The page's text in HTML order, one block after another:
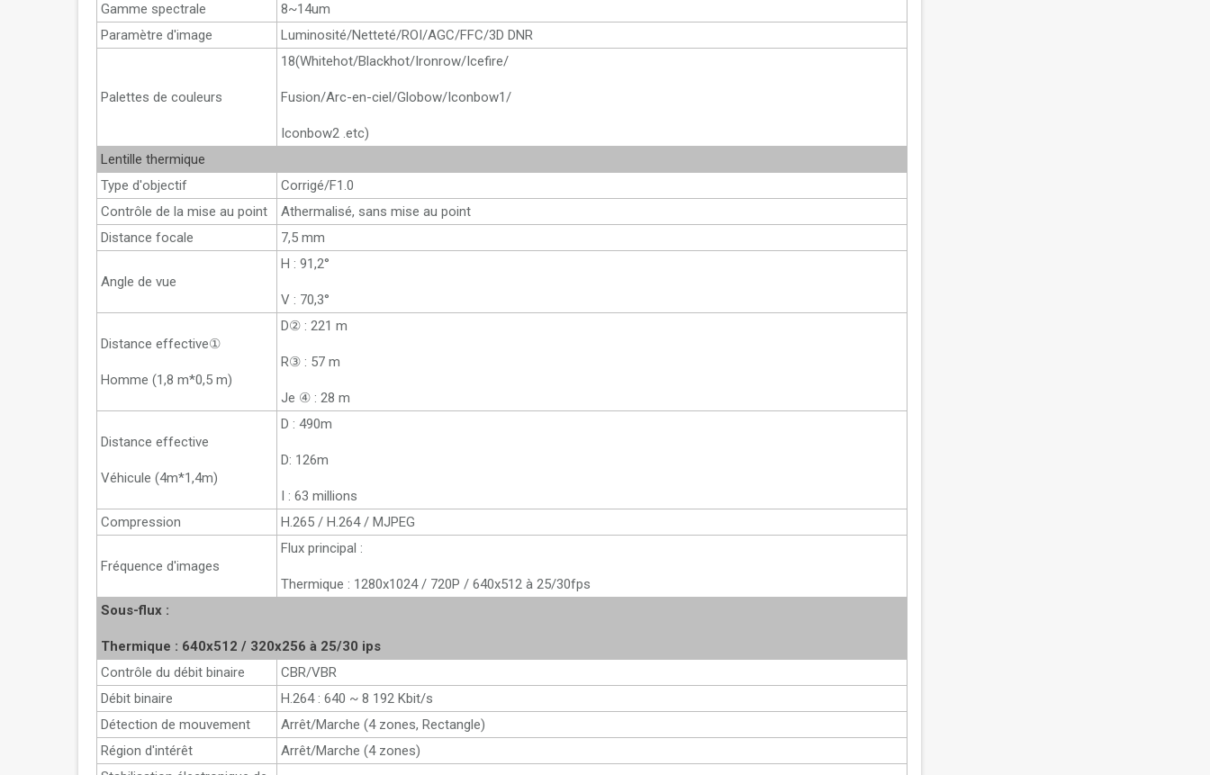
Gamme spectrale
8~14um
Paramètre d'image
Luminosité/Netteté/ROI/AGC/FFC/3D DNR
Palettes de couleurs
18(Whitehot/Blackhot/Ironrow/Icefire/
Fusion/Arc-en-ciel/Globow/Iconbow1/
Iconbow2 .etc)
Lentille thermique
Type d'objectif
Corrigé/F1.0
Contrôle de la mise au point
Athermalisé, sans mise au point
Distance focale
7,5 mm
Angle de vue
H : 91,2°
V : 70,3°
Distance effective①
Homme (1,8 m*0,5 m)
D② : 221 m
R③ : 57 m
Je ④ : 28 m
Distance effective
Véhicule (4m*1,4m)
D : 490m
D: 126m
I : 63 millions
Compression
H.265 / H.264 / MJPEG
Fréquence d'images
Flux principal :
Thermique : 1280x1024 / 720P / 640x512 à 25/30fps
Sous-flux :
Thermique : 640x512 / 320x256 à 25/30 ips
Contrôle du débit binaire
CBR/VBR
Débit binaire
H.264 : 640 ~ 8 192 Kbit/s
Détection de mouvement
Arrêt/Marche (4 zones, Rectangle)
Région d'intérêt
Arrêt/Marche (4 zones)